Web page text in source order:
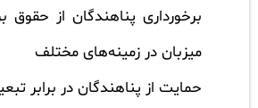
برخورداری پناهندگان از حقوق
میزبان در زمینه‌های مختلف
حمایت از پناهندگان در برابر